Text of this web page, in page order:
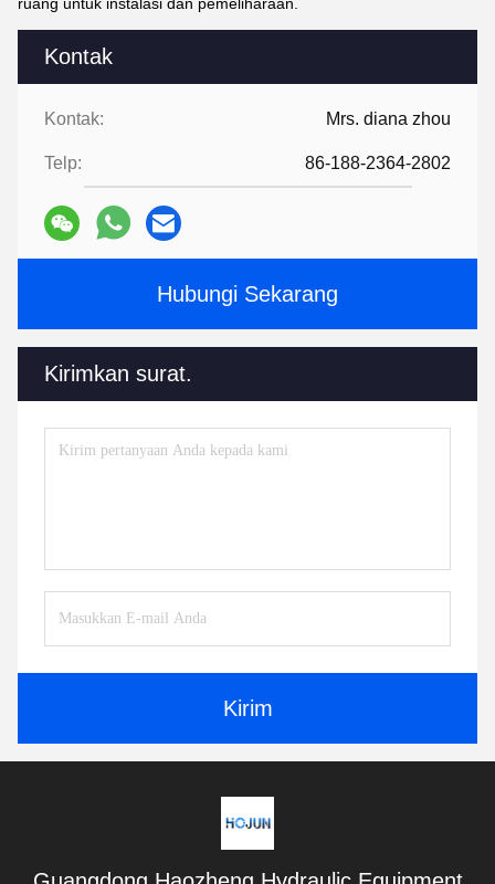
Kontak
Kontak: Mrs. diana zhou
Telp: 86-188-2364-2802
Hubungi Sekarang
Kirimkan surat.
Kirim